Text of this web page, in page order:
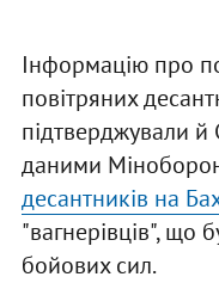
Інформацію про
повітряних
підтверджували
даними
десантників на
"вагнерівців", що
бойових сил.